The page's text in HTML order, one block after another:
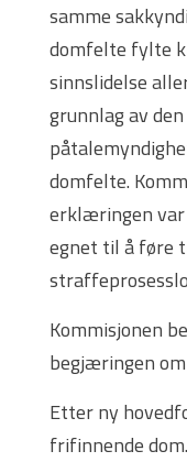
samme
domfelte fylte
sinnslidelse
grunnlag av
domfelte.
erklæringen var
egnet til å føre
Kommisjonen
begjæringen
Etter ny
frifinnende dom.